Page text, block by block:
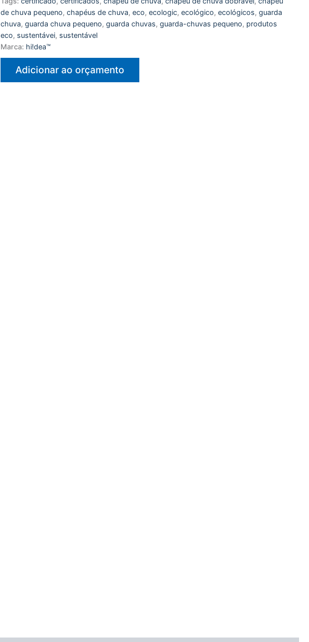
de chuva pequeno,chapéus de chuva,eco,ecologic,ecológico,ecológicos,guarda
chuva,guarda chuva pequeno,guarda chuvas,guarda-chuvas pequeno, produtos
eco, sustentávei, sustentável
Marca: hi!dea™
Adicionar ao orçamento